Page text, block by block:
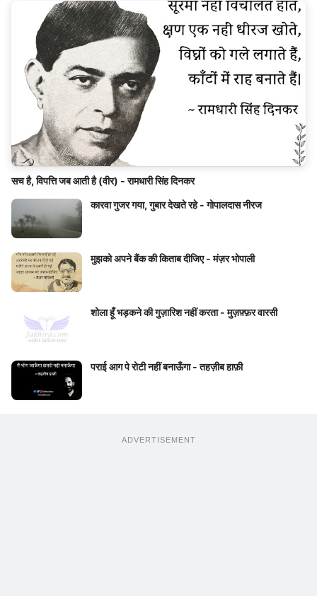
सच है, विपत्ति जब आती है (वीर) - रामधारी सिंह दिनकर
कारवा गुजर गया, गुबार देखते रहे - गोपालदास नीरज
मुझको अपने बैंक की किताब दीजिए - मंज़र भोपाली
शोला हूँ भड़कने की गुज़ारिश नहीं करता - मुज़फ़्फ़र वारसी
पराई आग पे रोटी नहीं बनाऊँगा - तहज़ीब हाफ़ी
ADVERTISEMENT